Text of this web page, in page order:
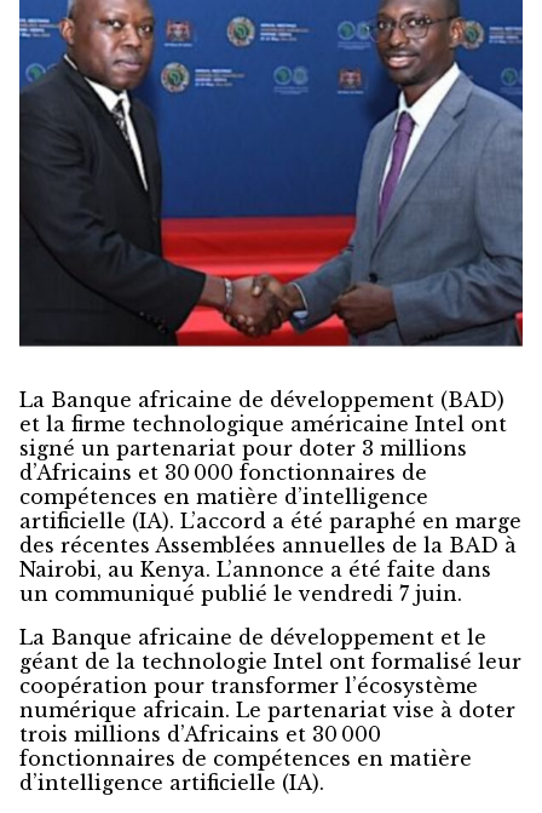
La Banque africaine de développement (BAD)
et la firme technologique américaine Intel ont
signé un partenariat pour doter 3 millions
d’Africains et 30 000 fonctionnaires de
compétences en matière d’intelligence
artificielle (IA). L’accord a été paraphé en marge
des récentes Assemblées annuelles de la BAD à
Nairobi, au Kenya. L’annonce a été faite dans
un communiqué publié le vendredi 7 juin.
La Banque africaine de développement et le
géant de la technologie Intel ont formalisé leur
coopération pour transformer l’écosystème
numérique africain. Le partenariat vise à doter
trois millions d’Africains et 30 000
fonctionnaires de compétences en matière
d’intelligence artificielle (IA).